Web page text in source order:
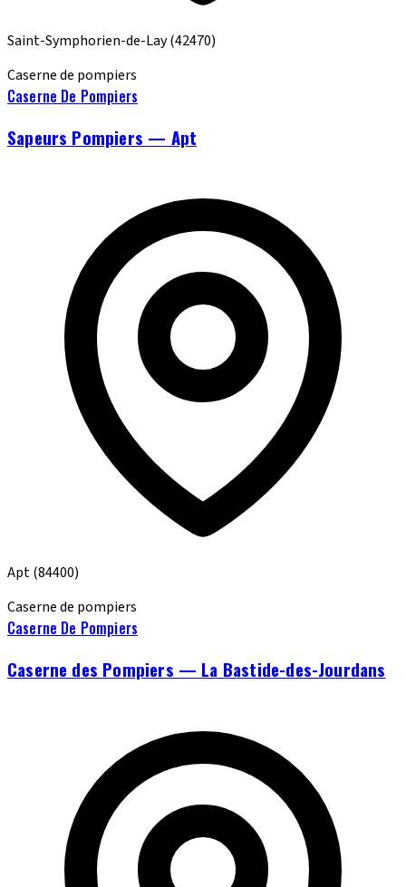
Saint-Symphorien-de-Lay(42470)
Caserne de pompiers
Caserne De Pompiers
Sapeurs Pompiers — Apt
Apt(84400)
Caserne de pompiers
Caserne De Pompiers
Caserne des Pompiers — La Bastide-des-Jourdans